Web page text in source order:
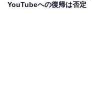
YouTubeへの復帰は否定